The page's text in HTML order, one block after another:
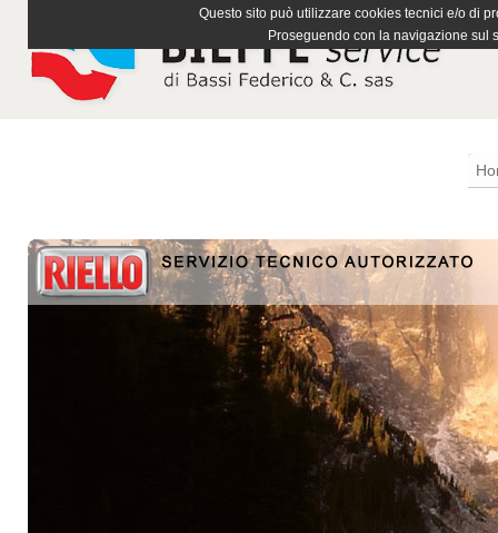
Questo sito può utilizzare cookies tecnici e/o di
Proseguendo con la navigazione sul